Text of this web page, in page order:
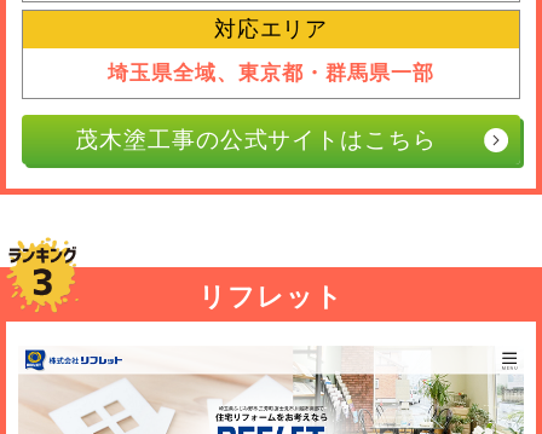
対応エリア
埼玉県全域、東京都・群馬県一部
茂木塗工事の公式サイトはこちら
リフレット